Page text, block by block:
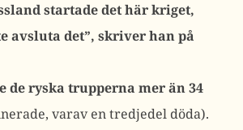
startade det här kriget,
avsluta det”, skriver han på
de ryska trupperna mer än 34
varav en tredjedel döda).